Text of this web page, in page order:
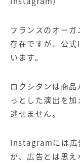
フランスのオー
存在ですが、公
います。
ロクシタンは商
っとした演出を
逃せません。
Instagramには広
が、広告とは思